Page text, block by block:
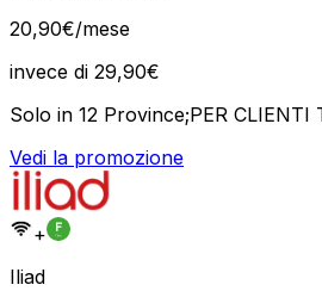
20,90€/mese
invece di 29,90€
Solo in 12 Province;PER CLIENTI
Vedi la promozione
+
Iliad